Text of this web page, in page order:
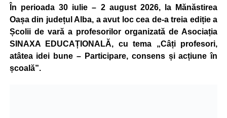
În perioada 30 iulie – 2 august 2026, la Mănăstirea
Oașa din județul Alba, a avut loc cea de-a treia ediție a
Școlii de vară a profesorilor organizată de Asociația
SINAXA EDUCAȚIONALĂ, cu tema „Câți profesori,
atâtea idei bune – Participare, consens și acțiune în
școală”.